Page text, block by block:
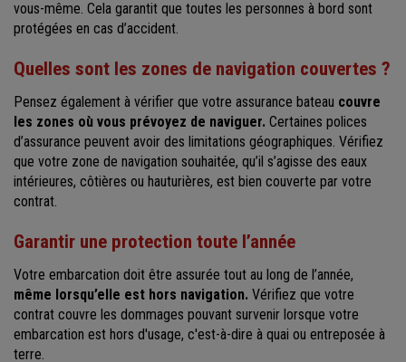
vous-même. Cela garantit que toutes les personnes à bord sont
protégées en cas d’accident.
Quelles sont les zones de navigation couvertes ?
Pensez également à vérifier que votre assurance bateau couvre
les zones où vous prévoyez de naviguer. Certaines polices
d’assurance peuvent avoir des limitations géographiques. Vérifiez
que votre zone de navigation souhaitée, qu’il s’agisse des eaux
intérieures, côtières ou hauturières, est bien couverte par votre
contrat.
Garantir une protection toute l’année
Votre embarcation doit être assurée tout au long de l’année,
même lorsqu’elle est hors navigation. Vérifiez que votre
contrat couvre les dommages pouvant survenir lorsque votre
embarcation est hors d'usage, c'est-à-dire à quai ou entreposée à
terre.